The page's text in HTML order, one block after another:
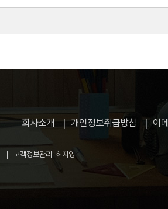
회사소개 개인정보취급방침 이
고객정보관리 : 허지영